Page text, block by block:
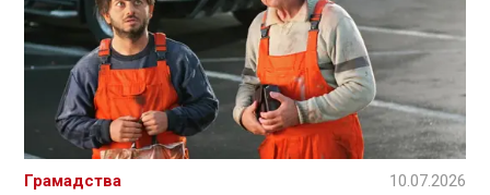
Грамадства 10.07.2026